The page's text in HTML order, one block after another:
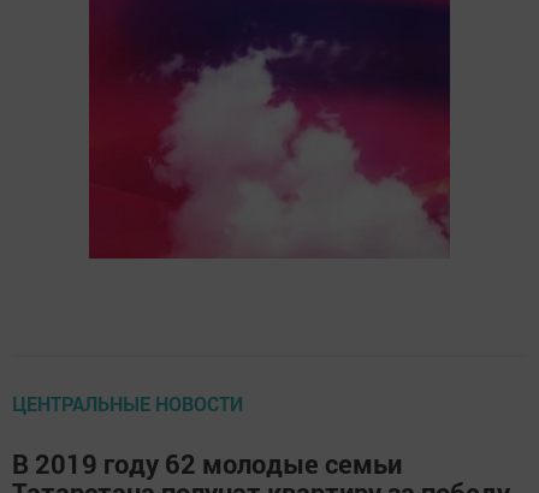
ЦЕНТРАЛЬНЫЕ НОВОСТИ
В 2019 году 62 молодые семьи